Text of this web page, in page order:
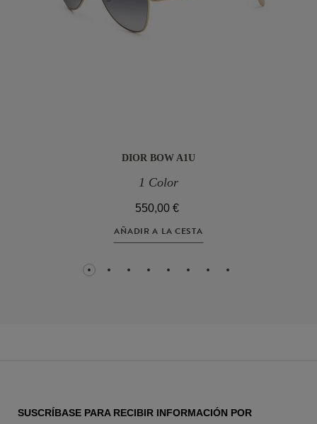
DIOR BOW A1U
1 Color
550,00 €
AÑADIR A LA CESTA
1 2 3 4 5 6 7 8
SUSCRÍBASE PARA RECIBIR INFORMACIÓN POR